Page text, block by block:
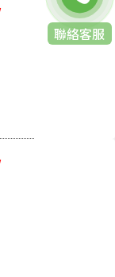
聯絡客服